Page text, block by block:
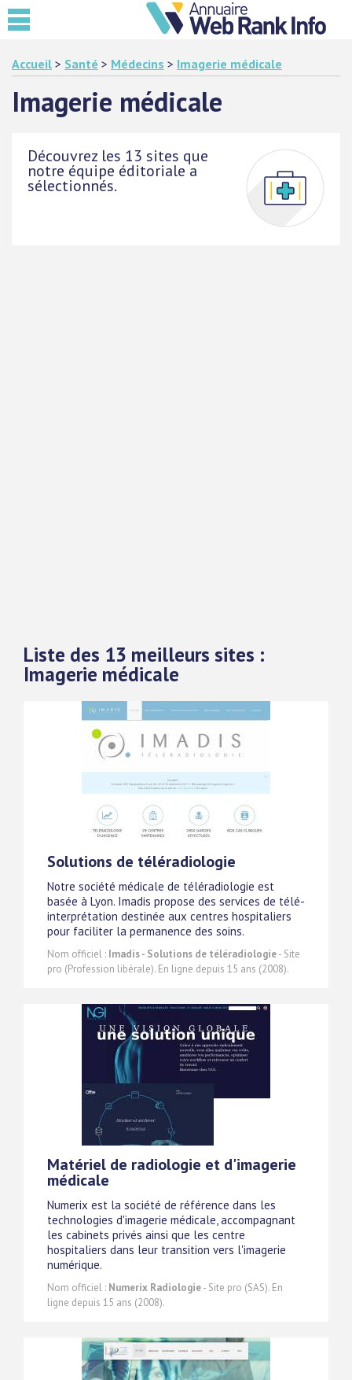
Accueil > Santé > Médecins > Imagerie médicale
Imagerie médicale
Découvrez les 13 sites que
notre équipe éditoriale a
sélectionnés.
Liste des 13 meilleurs sites :
Imagerie médicale
Solutions de téléradiologie
Notre société médicale de téléradiologie est
basée à Lyon. Imadis propose des services de télé-
interprétation destinée aux centres hospitaliers
pour faciliter la permanence des soins.
Nom officiel : Imadis - Solutions de téléradiologie- Site
pro (Profession libérale). En ligne depuis 15 ans (2008).
Matériel de radiologie et d'imagerie
médicale
Numerix est la société de référence dans les
technologies d'imagerie médicale, accompagnant
les cabinets privés ainsi que les centre
hospitaliers dans leur transition vers l'imagerie
numérique.
Nom officiel : Numerix Radiologie- Site pro (SAS). En
ligne depuis 15 ans (2008).